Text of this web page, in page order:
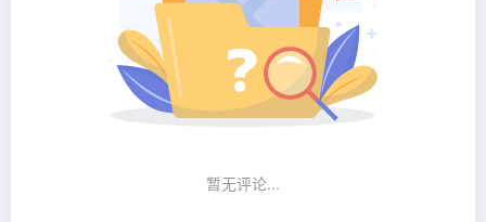
暂无评论...